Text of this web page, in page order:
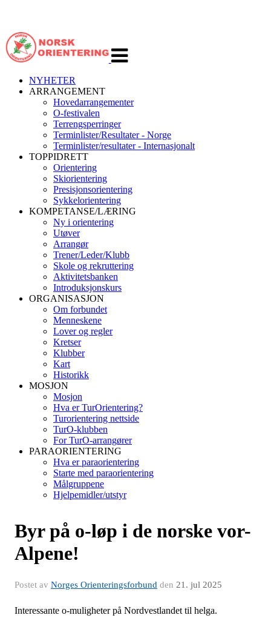
navigasjon
NYHETER
ARRANGEMENT
Hovedarrangementer
O-festivalen
Terrengsperringer
Terminlister/Resultater - Norge
Terminlister/resultater - Internasjonalt
TOPPIDRETT
Orientering
Skiorientering
Presisjonsorientering
Sykkelorientering
KOMPETANSE/LÆRING
Ny i orientering
Utøver
Arrangør
Trener/Leder/Klubb
Skole og rekruttering
Aktivitetsbanken
Introduksjonskurs
ORGANISASJON
Om forbundet
Menneskene
Lover og regler
Kretser
Klubber
Kart
Historikk
MOSJON
Mosjon
Hva er TurOrientering?
Turorientering nettside
TurO-klubben
For TurO-arrangører
PARAORIENTERING
Hva er paraorientering
Starte med paraorientering
Målgruppene
Hjelpemidler/utstyr
Byr på o-løp i de norske vor-
Alpene!
Postet av Norges Orienteringsforbund den 21. jul 2025
Interessante o-muligheter på Nordvestlandet til helga.